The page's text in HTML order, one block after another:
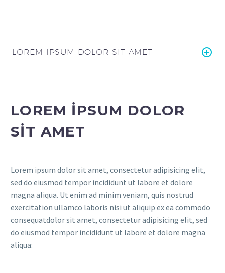
LOREM IPSUM DOLOR SIT AMET
LOREM IPSUM DOLOR
SIT AMET
Lorem ipsum dolor sit amet, consectetur adipisicing elit,
sed do eiusmod tempor incididunt ut labore et dolore
magna aliqua. Ut enim ad minim veniam, quis nostrud
exercitation ullamco laboris nisi ut aliquip ex ea commodo
consequatdolor sit amet, consectetur adipisicing elit, sed
do eiusmod tempor incididunt ut labore et dolore magna
aliqua: